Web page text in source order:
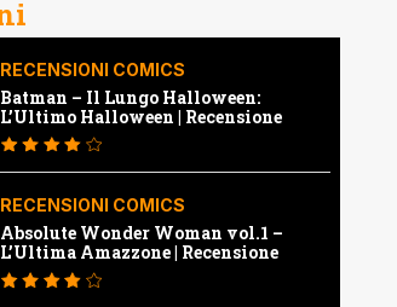
RECENSIONI COMICS
Batman – Il Lungo Halloween:
L’Ultimo Halloween | Recensione
RECENSIONI COMICS
Absolute Wonder Woman vol.1 –
L’Ultima Amazzone | Recensione